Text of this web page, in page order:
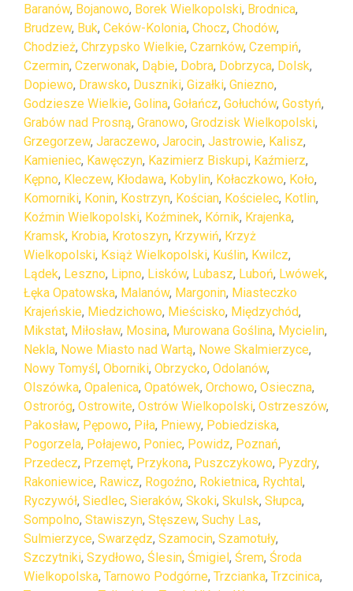
Baranów, Bojanowo, Borek Wielkopolski, Brodnica,
Brudzew, Buk, Ceków-Kolonia, Chocz, Chodów,
Chodzież, Chrzypsko Wielkie, Czarnków, Czempiń,
Czermin, Czerwonak, Dąbie, Dobra, Dobrzyca, Dolsk,
Dopiewo, Drawsko, Duszniki, Gizałki, Gniezno,
Godziesze Wielkie, Golina, Gołańcz, Gołuchów, Gostyń,
Grabów nad Prosną, Granowo, Grodzisk Wielkopolski,
Grzegorzew, Jaraczewo, Jarocin, Jastrowie, Kalisz,
Kamieniec, Kawęczyn, Kazimierz Biskupi, Kaźmierz,
Kępno, Kleczew, Kłodawa, Kobylin, Kołaczkowo, Koło,
Komorniki, Konin, Kostrzyn, Kościan, Kościelec, Kotlin,
Koźmin Wielkopolski, Koźminek, Kórnik, Krajenka,
Kramsk, Krobia, Krotoszyn, Krzywiń, Krzyż
Wielkopolski, Książ Wielkopolski, Kuślin, Kwilcz,
Lądek, Leszno, Lipno, Lisków, Lubasz, Luboń, Lwówek,
Łęka Opatowska, Malanów, Margonin, Miasteczko
Krajeńskie, Miedzichowo, Mieścisko, Międzychód,
Mikstat, Miłosław, Mosina, Murowana Goślina, Mycielin,
Nekla, Nowe Miasto nad Wartą, Nowe Skalmierzyce,
Nowy Tomyśl, Oborniki, Obrzycko, Odolanów,
Olszówka, Opalenica, Opatówek, Orchowo, Osieczna,
Ostroróg, Ostrowite, Ostrów Wielkopolski, Ostrzeszów,
Pakosław, Pępowo, Piła, Pniewy, Pobiedziska,
Pogorzela, Połajewo, Poniec, Powidz, Poznań,
Przedecz, Przemęt, Przykona, Puszczykowo, Pyzdry,
Rakoniewice, Rawicz, Rogoźno, Rokietnica, Rychtal,
Ryczywół, Siedlec, Sieraków, Skoki, Skulsk, Słupca,
Sompolno, Stawiszyn, Stęszew, Suchy Las,
Sulmierzyce, Swarzędz, Szamocin, Szamotuły,
Szczytniki, Szydłowo, Ślesin, Śmigiel, Śrem, Środa
Wielkopolska, Tarnowo Podgórne, Trzcianka, Trzcinica,